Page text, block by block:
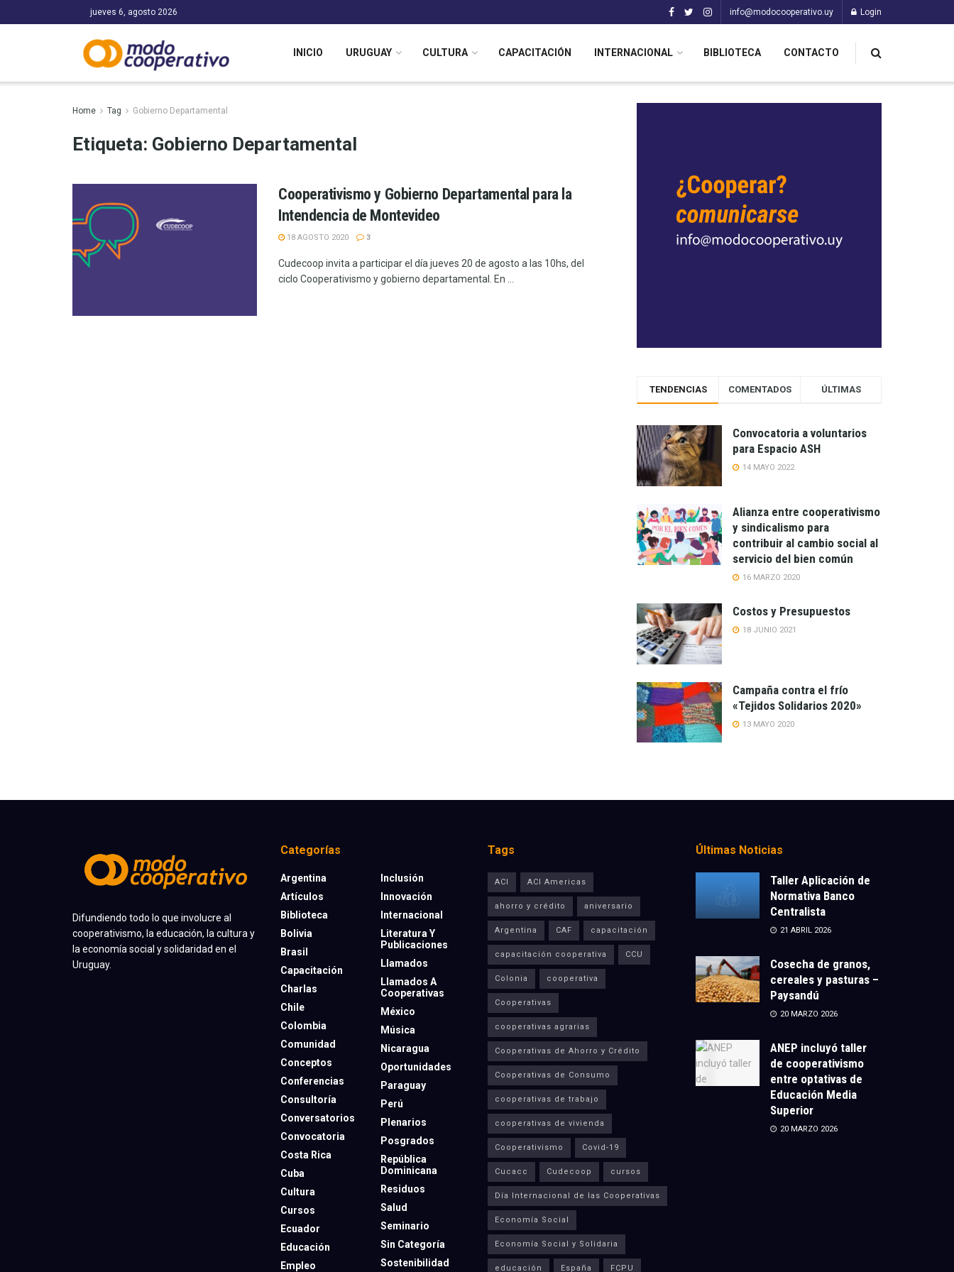
jueves 6, agosto 2026 info@modocooperativo.uy Login
INICIO URUGUAY CULTURA CAPACITACIÓN INTERNACIONAL BIBLIOTECA CONTACTO
Home Tag Gobierno Departamental
Etiqueta: Gobierno Departamental
Cooperativismo y Gobierno Departamental para la
Intendencia de Montevideo
18 AGOSTO 2020 3
Cudecoop invita a participar el día jueves 20 de agosto a las 10hs, del
ciclo Cooperativismo y gobierno departamental. En ...
TENDENCIAS COMENTADOS ÚLTIMAS
Convocatoria a voluntarios
para Espacio ASH
14 MAYO 2022
Alianza entre cooperativismo
y sindicalismo para
contribuir al cambio social al
servicio del bien común
16 MARZO 2020
Costos y Presupuestos
18 JUNIO 2021
Campaña contra el frío
«Tejidos Solidarios 2020»
13 MAYO 2020
Difundiendo todo lo que involucre al
cooperativismo, la educación, la cultura y
la economía social y solidaridad en el
Uruguay.
Categorías
Argentina
Artículos
Biblioteca
Bolivia
Brasil
Capacitación
Charlas
Chile
Colombia
Comunidad
Conceptos
Conferencias
Consultoría
Conversatorios
Convocatoria
Costa Rica
Cuba
Cultura
Cursos
Ecuador
Educación
Empleo
Inclusión
Innovación
Internacional
Literatura Y
Publicaciones
Llamados
Llamados A
Cooperativas
México
Música
Nicaragua
Oportunidades
Paraguay
Perú
Plenarios
Posgrados
República
Dominicana
Residuos
Salud
Seminario
Sin Categoría
Sostenibilidad
Tags
ACI ACI Americas
ahorro y crédito aniversario
Argentina CAF capacitación
capacitación cooperativa CCU
Colonia cooperativa
Cooperativas
cooperativas agrarias
Cooperativas de Ahorro y Crédito
Cooperativas de Consumo
cooperativas de trabajo
cooperativas de vivienda
Cooperativismo Covid-19
Cucacc Cudecoop cursos
Día Internacional de las Cooperativas
Economía Social
Economía Social y Solidaria
educación España FCPU
Últimas Noticias
Taller Aplicación de
Normativa Banco
Centralista
21 ABRIL 2026
Cosecha de granos,
cereales y pasturas –
Paysandú
20 MARZO 2026
ANEP incluyó taller
de cooperativismo
entre optativas de
Educación Media
Superior
20 MARZO 2026